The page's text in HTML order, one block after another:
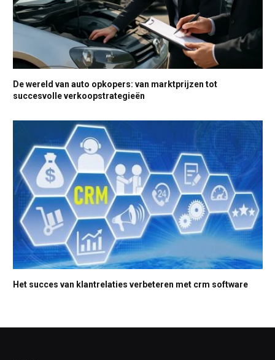
De wereld van auto opkopers: van marktprijzen tot
succesvolle verkoopstrategieën
Het succes van klantrelaties verbeteren met crm software